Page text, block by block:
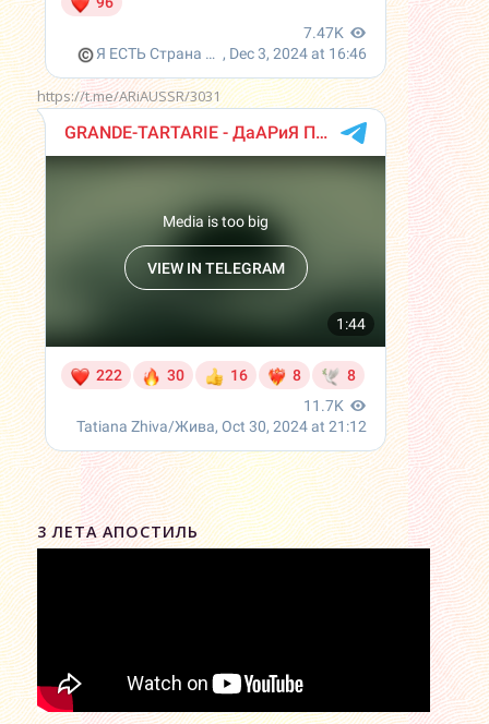
https://t.me/ARiAUSSR/3031
3 ЛЕТА АПОСТИЛЬ